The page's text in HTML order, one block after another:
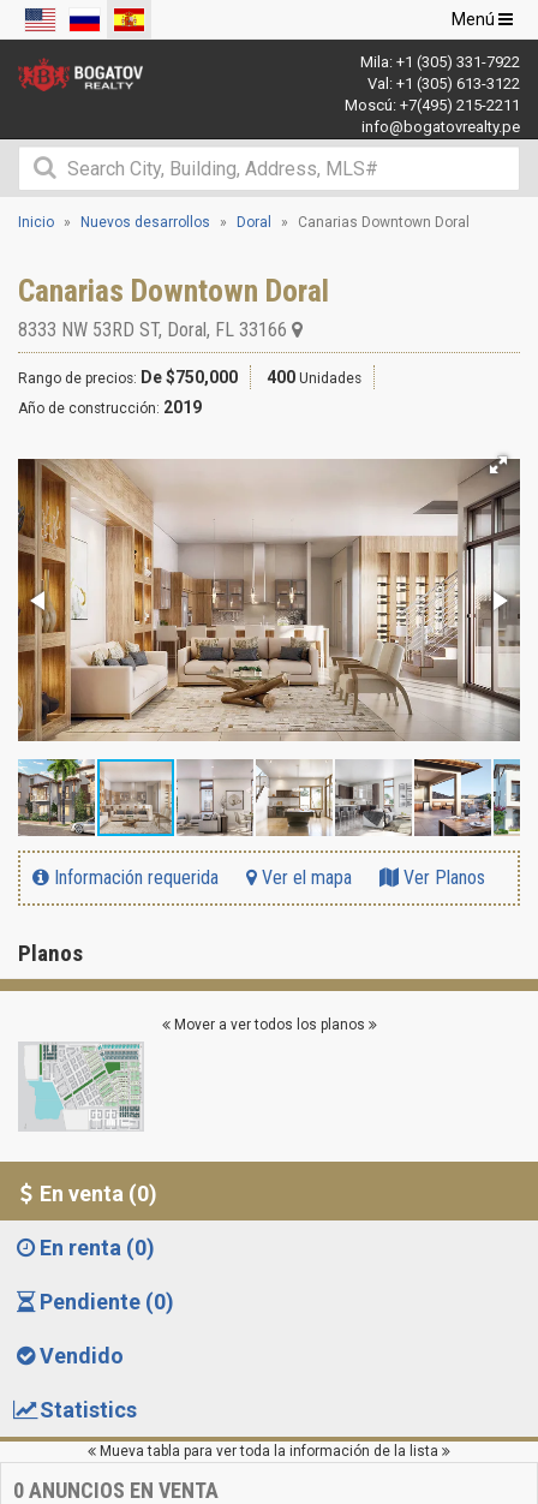
Navegación
de
palanca
Menú
Mila: +1 (305) 331-7922
Val: +1 (305) 613-3122
Moscú: +7(495) 215-2211
info@bogatovrealty.pe
Inicio Nuevos desarrollos Doral Canarias Downtown Doral
Canarias Downtown Doral
8333 NW 53RD ST, Doral, FL 33166
Rango de precios: De $750,000 400 Unidades
Año de construcción: 2019
Información requerida Ver el mapa Ver Planos
Planos
Mover a ver todos los planos
En venta (0)
En renta (0)
Pendiente (0)
Vendido
Statistics
Mueva tabla para ver toda la información de la lista
0ANUNCIOS EN VENTA